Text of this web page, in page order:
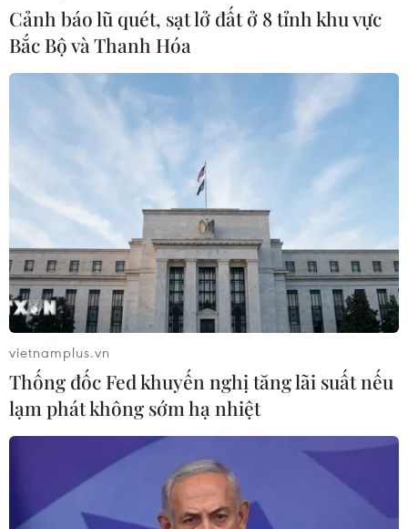
#Dự án Khu dân cư Nọc Nạng
#Lừa đảo
Bạc Liêu
Cà Mau
TIN LIÊN QUAN
Cảnh báo lũ quét, sạt lở đất ở 8 tỉnh khu vực
Bắc Bộ và Thanh Hóa
vietnamplus.vn
Thống đốc Fed khuyến nghị tăng lãi suất nếu
lạm phát không sớm hạ nhiệt